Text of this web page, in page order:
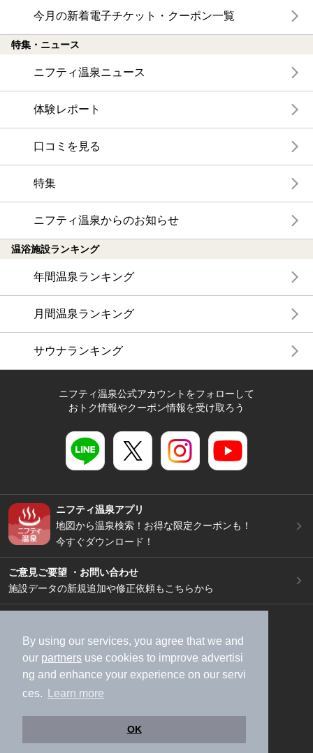
By using our services, you agree that we and
our partners use cookies to improve advertisi
ng and enhance your experience on our servi
ces.
Learn more
OK
今月の新着電子チケット・クーポン一覧
特集・ニュース
ニフティ温泉ニュース
体験レポート
口コミを見る
特集
ニフティ温泉からのお知らせ
温浴施設ランキング
年間温泉ランキング
月間温泉ランキング
サウナランキング
ニフティ温泉公式アカウントをフォローして
おトク情報やクーポン情報を受け取ろう
ニフティ温泉アプリ
地図から温泉検索！お得な限定クーポンも！
今すぐダウンロード！
ご意見ご要望 ・お問い合わせ
施設データの新規追加や修正依頼もこちらから
加盟店募集（資料請求）
広告出稿のご案内
利用規約
ライフスタイルMEMBERS+規約
特定商取引法に基づく表記
ヘルプ
採用情報
運営会社